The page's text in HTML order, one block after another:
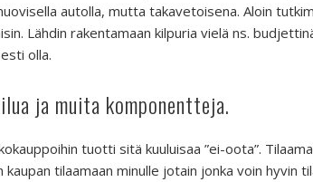
autolla, mutta takavetoisena. Aloin
Lähdin rakentamaan kilpuria vielä ns.
olla.
ja muita komponentteja.
tuotti sitä kuuluisaa ”ei-oota”.
tilaamaan minulle jotain jonka voin hyvin